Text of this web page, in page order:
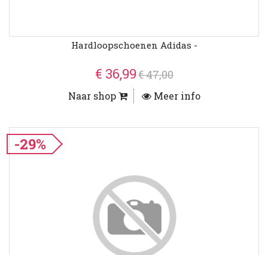
Hardloopschoenen Adidas -
€ 36,99€ 47,00
Naar shop Meer info
-29%